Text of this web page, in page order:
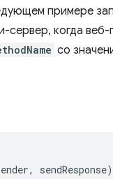
примере
сервер, когда
со
, sendResponse)